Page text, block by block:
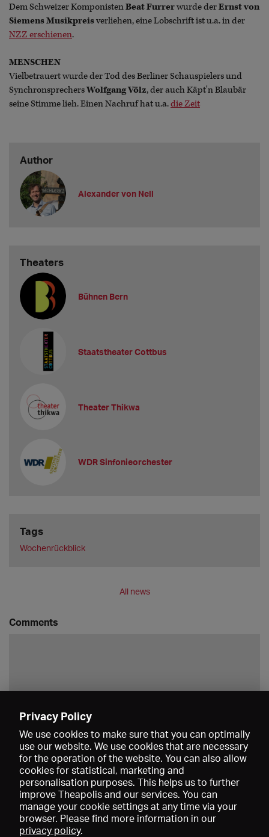
Dem Schweizer KomponistenBeat Furrerwurde derErnst von
Siemens Musikpreisverliehen, eine Lobschrift ist u.a. in der
NZZ erschienen.
MENSCHEN
Vielbetrauert wurde der Tod des Berliner Schauspielers und
SynchronsprechersWolfgang Völz, der auch Käpt'n Blaubär
seine Stimme lieh. Einen Nachruf hat u.a.die Zeit
Author
Alexander von Nell
Theaters
Bühnen Bern
Staatstheater Cottbus
Theater Thikwa
WDR Sinfonieorchester
Tags
Wochenrückblick
All news
Comments
Privacy Policy
We use cookies to make sure that you can optimally
use our website. We use cookies that are necessary
for the operation of the website. You can also allow
cookies for statistical, marketing and
personalisation purposes. This helps us to further
improve Theapolis and our services. You can
manage your cookie settings at any time via your
browser. Please find more information in our
privacy policy.